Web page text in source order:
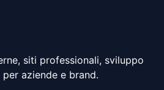
siti professionali, sviluppo
aziende e brand.